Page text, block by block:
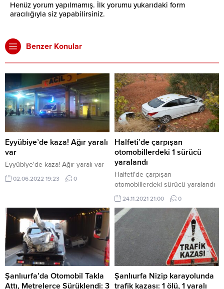
Henüz yorum yapılmamış. İlk yorumu yukarıdaki form
aracılığıyla siz yapabilirsiniz.
Benzer Konular
Eyyübiye’de kaza! Ağır yaralı
var
Eyyübiye'de kaza! Ağır yaralı var
02.06.2022 19:23 0
Halfeti’de çarpışan
otomobillerdeki 1 sürücü
yaralandı
Halfeti'de çarpışan
otomobillerdeki sürücü yaralandı
24.11.2021 21:00 0
Şanlıurfa’da Otomobil Takla
Attı, Metrelerce Sürüklendi: 3
Şanlıurfa Nizip karayolunda
trafik kazası: 1 ölü, 1 yaralı